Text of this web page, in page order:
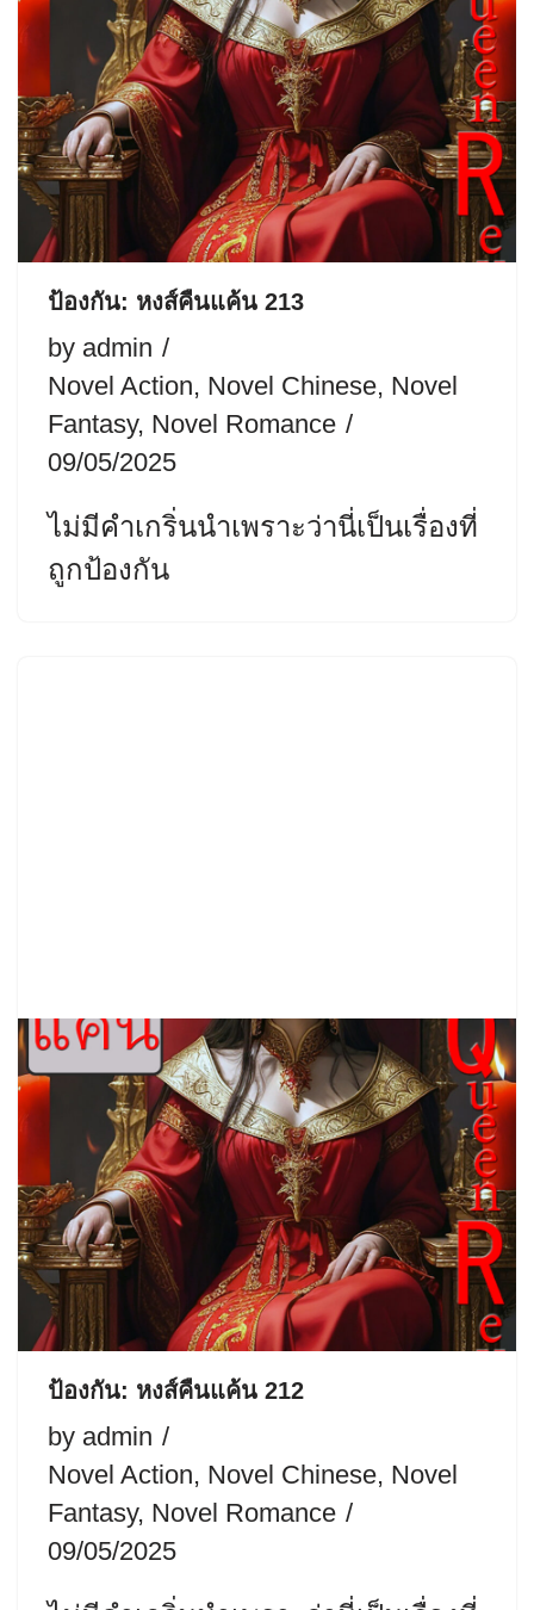
ป้องกัน: หงส์คืนแค้น 213
by admin
Novel Action, Novel Chinese, Novel
Fantasy, Novel Romance
09/05/2025
ไม่มีคำเกริ่นนำเพราะว่านี่เป็นเรื่องที่
ถูกป้องกัน
ป้องกัน: หงส์คืนแค้น 212
by admin
Novel Action, Novel Chinese, Novel
Fantasy, Novel Romance
09/05/2025